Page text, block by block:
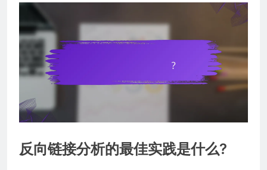
反向链接分析的最佳实践是什么?